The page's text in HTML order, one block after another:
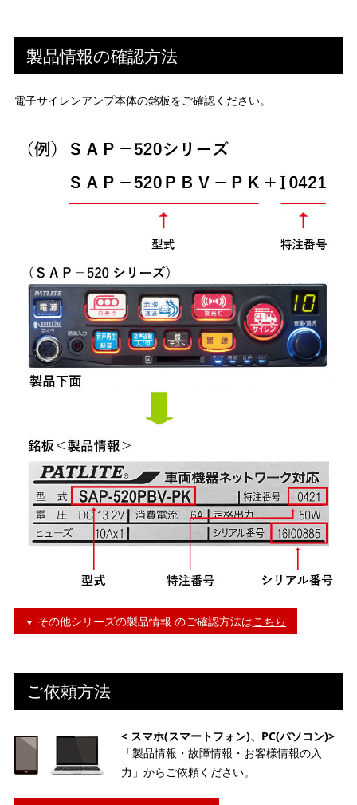
製品情報の確認方法
電子サイレンアンプ本体の銘板をご確認ください。
その他シリーズの製品情報 のご確認方法はこちら
ご依頼方法
< スマホ(スマートフォン)、PC(パソコン)>
「製品情報・故障情報・お客様情報の入
力」からご依頼ください。